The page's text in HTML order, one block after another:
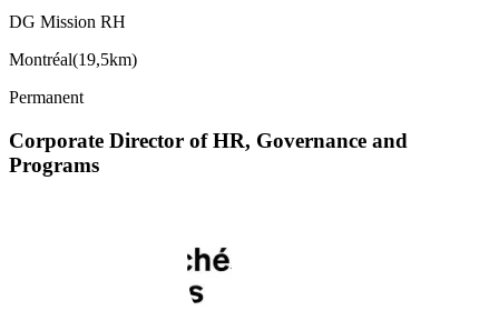
DG Mission RH
Montréal(19,5km)
Permanent
Corporate Director of HR, Governance and
Programs